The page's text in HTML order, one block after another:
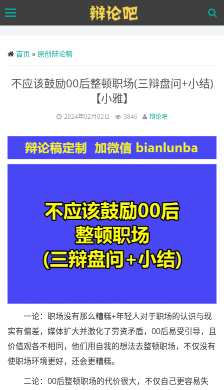
to
main
Toggle
首页 » 原创辩论稿
不应该鼓励00后整顿职场(三辩盘问+小结)
【小雅】
2024年02月02日 3846 辩论吧
一论：职场没有那么糟糕+年轻人对于职场的认识与现
实有偏差，媒体扩大并激化了劳资矛盾，00后易受引导，且
价值观各不相同，他们用自我的想法去整顿职场，不仅没有
使职场环境更好，还会更糟糕。
二论：00后整顿职场的代价很大，不仅自己更容易失